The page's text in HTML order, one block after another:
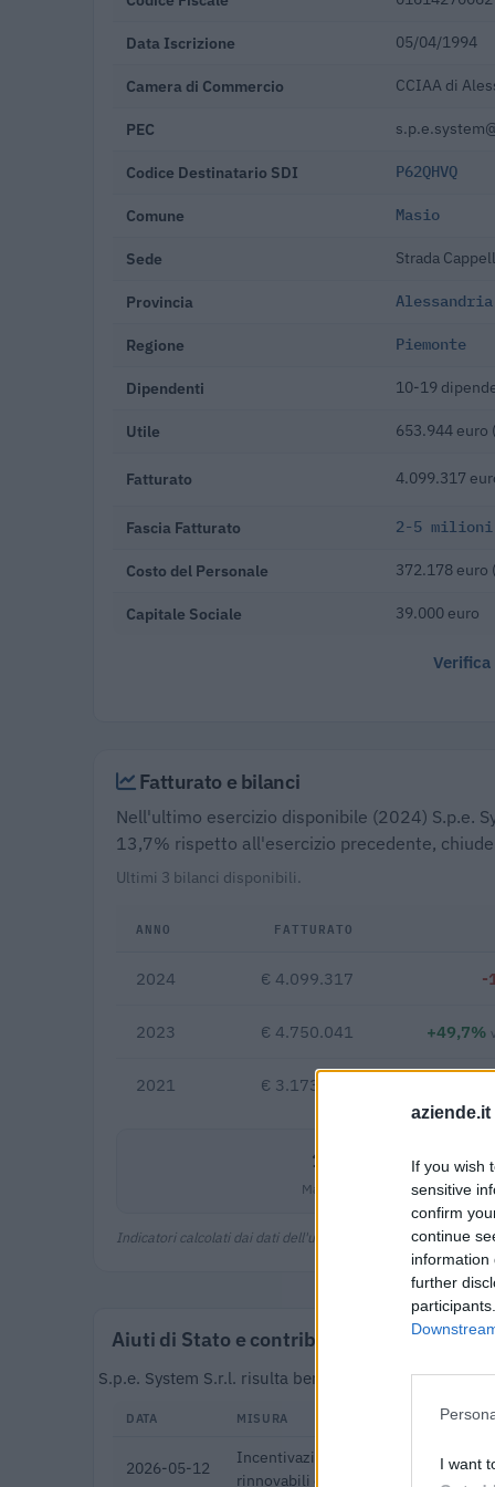
If you wish
sensitive
confirm
continue
information
further
I want
Data Iscrizione 05/04/1994
Camera di Commercio CCIAA di
PEC
Codice Destinatario SDI P62QHVQ
Comune Masio
Sede Strada
Provincia Alessandria
Regione Piemonte
Dipendenti 10-19
Utile 653.944 euro
Fatturato 4.099.317
Fascia Fatturato 2-5 milioni
Costo del Personale 372.178 euro
Capitale Sociale 39.000 euro
Fatturato e bilanci
Nell'ultimo esercizio disponibile (2024) S.p.e.
13,7% rispetto all'esercizio precedente,
Ultimi 3 bilanci disponibili.
ANNO FATTURATO
2024 € 4.099.317 -
2023 € 4.750.041 +49,7%
2021 € 3.173.064
16,0%
Margine netto
Indicatori calcolati dai dati dell'ultimo bilancio disponibile.
Aiuti di Stato e contributi pubblici
S.p.e. System S.r.l. risulta beneficiaria di 13 aiuti
DATA MISURA
2026-05-12
Incentivazione per la condivisione
rinnovabili e misura PNRR - M2C2 -